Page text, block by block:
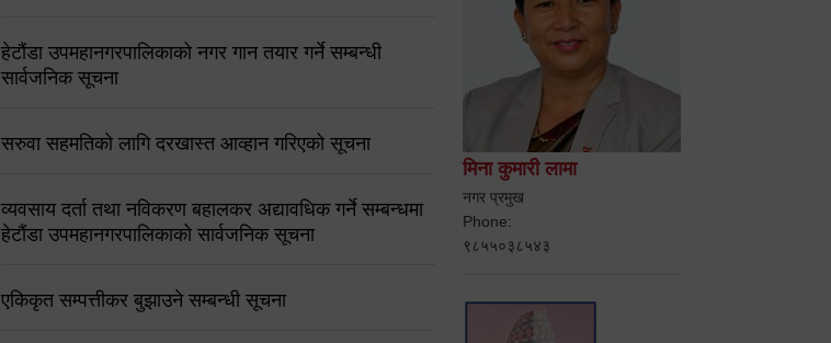
हेटौंडा उपमहानगरपालिकाको नगर गान तयार गर्ने सम्बन्धी
सार्वजनिक सूचना
सरुवा सहमतिको लागि दरखास्त आव्हान गरिएको सूचना
व्यवसाय दर्ता तथा नविकरण बहालकर अद्यावधिक गर्ने सम्बन्धमा
हेटौंडा उपमहानगरपालिकाको सार्वजनिक सूचना
एकिकृत सम्पत्तीकर बुझाउने सम्बन्धी सूचना
मिना कुमारी लामा
नगर प्रमुख
Phone:
९८५५०३८५४३